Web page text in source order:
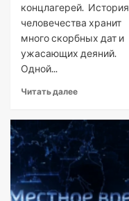
концлагерей. История
человечества хранит
много скорбных дат и
ужасающих деяний.
Одной...
Читать далее